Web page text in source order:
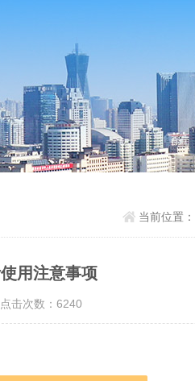
当前位置：
用注意事项
击次数：6240